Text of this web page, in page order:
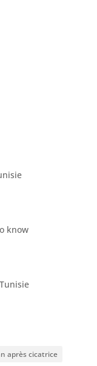
know
après cicatrice